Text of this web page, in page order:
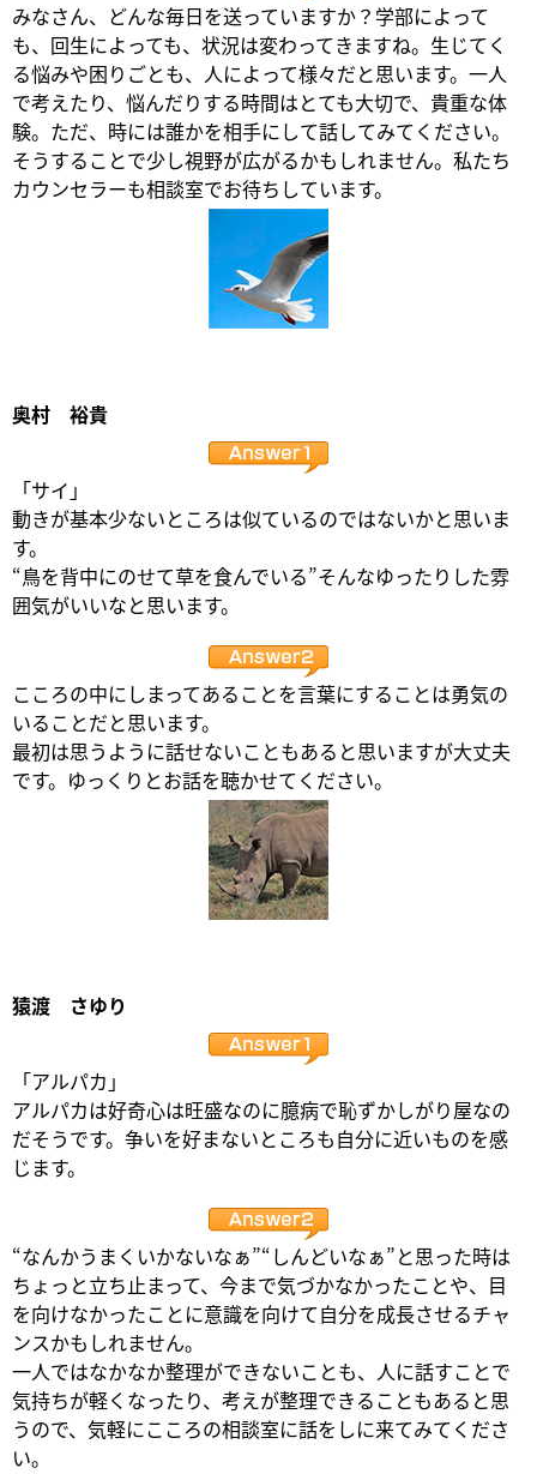
みなさん、どんな毎日を送っていますか？学部によって
も、回生によっても、状況は変わってきますね。生じてく
る悩みや困りごとも、人によって様々だと思います。一人
で考えたり、悩んだりする時間はとても大切で、貴重な体
験。ただ、時には誰かを相手にして話してみてください。
そうすることで少し視野が広がるかもしれません。私たち
カウンセラーも相談室でお待ちしています。
奥村 裕貴
「サイ」
動きが基本少ないところは似ているのではないかと思いま
す。
“鳥を背中にのせて草を食んでいる”そんなゆったりした雰
囲気がいいなと思います。
こころの中にしまってあることを言葉にすることは勇気の
いることだと思います。
最初は思うように話せないこともあると思いますが大丈夫
です。ゆっくりとお話を聴かせてください。
猿渡 さゆり
「アルパカ」
アルパカは好奇心は旺盛なのに臆病で恥ずかしがり屋なの
だそうです。争いを好まないところも自分に近いものを感
じます。
“なんかうまくいかないなぁ”“しんどいなぁ”と思った時は
ちょっと立ち止まって、今まで気づかなかったことや、目
を向けなかったことに意識を向けて自分を成長させるチャ
ンスかもしれません。
一人ではなかなか整理ができないことも、人に話すことで
気持ちが軽くなったり、考えが整理できることもあると思
うので、気軽にこころの相談室に話をしに来てみてくださ
い。